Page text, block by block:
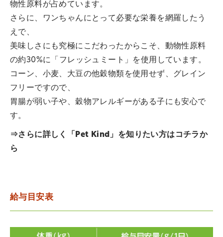
物性原料が占めています。
さらに、ワンちゃんにとって必要な栄養を網羅したう
えで、
美味しさにも究極にこだわったからこそ、動物性原料
の約30%に「フレッシュミート」を使用しています。
コーン、小麦、大豆の他穀物類を使用せず、グレイン
フリーですので、
胃腸が弱い子や、穀物アレルギーがある子にも安心で
す。
⇒さらに詳しく「Pet Kind」を知りたい方はコチラか
ら
給与目安表